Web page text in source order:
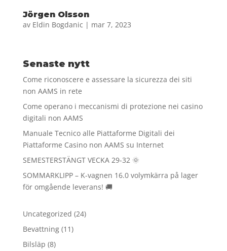
Jörgen Olsson
av Eldin Bogdanic | mar 7, 2023
Senaste nytt
Come riconoscere e assessare la sicurezza dei siti
non AAMS in rete
Come operano i meccanismi di protezione nei casino
digitali non AAMS
Manuale Tecnico alle Piattaforme Digitali dei
Piattaforme Casino non AAMS su Internet
SEMESTERSTÄNGT VECKA 29-32 🌞
SOMMARKLIPP – K-vagnen 16.0 volymkärra på lager
för omgående leverans! 🚚
Uncategorized 2424
Bevattning 1111
Bilsläp 88